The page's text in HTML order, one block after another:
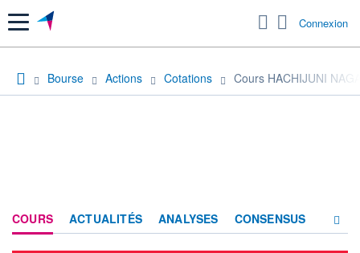
Menu Connexion
Bourse Actions Cotations Cours HACHIJUNI
COURS ACTUALITÉS ANALYSES CONSENSUS